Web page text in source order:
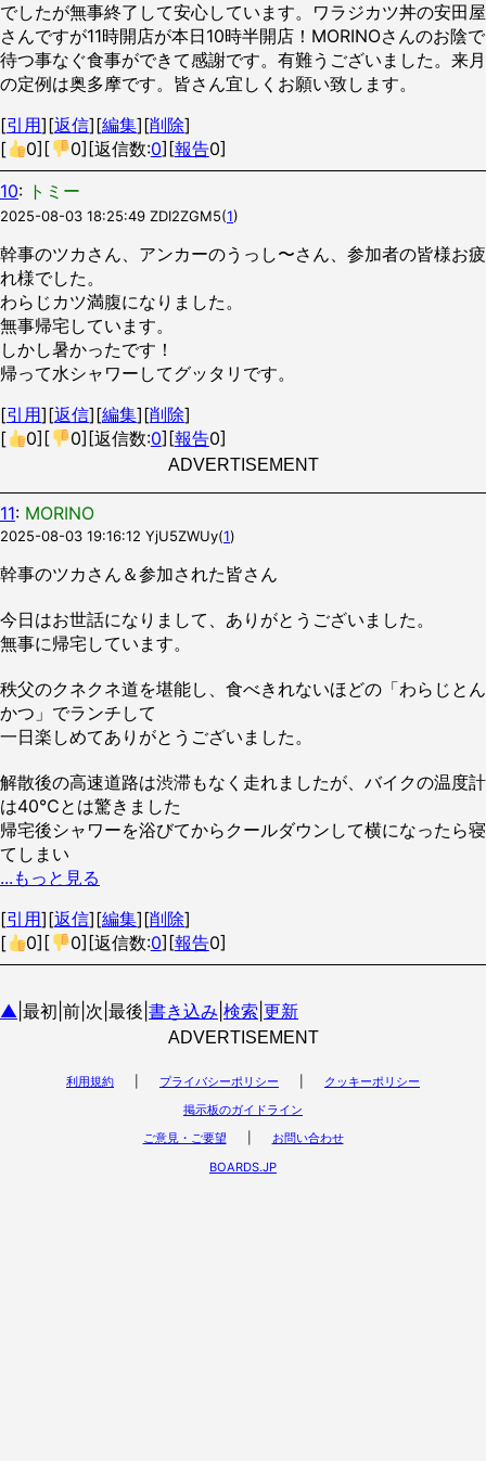
でしたが無事終了して安心しています。ワラジカツ丼の安田屋
さんですが11時開店が本日10時半開店！MORINOさんのお陰で
待つ事なぐ食事ができて感謝です。有難うございました。来月
の定例は奥多摩です。皆さん宜しくお願い致します。
[引用][返信][編集][削除]
[
0][ 0][返信数:0][報告0]
10: トミー
2025-08-03 18:25:49 ZDI2ZGM5(1)
幹事のツカさん、アンカーのうっし〜さん、参加者の皆様お疲
れ様でした。
わらじカツ満腹になりました。
無事帰宅しています。
しかし暑かったです！
帰って水シャワーしてグッタリです。
[引用][返信][編集][削除]
[
0][ 0][返信数:0][報告0]
ADVERTISEMENT
11: MORINO
2025-08-03 19:16:12 YjU5ZWUy(1)
幹事のツカさん＆参加された皆さん
今日はお世話になりまして、ありがとうございました。
無事に帰宅しています。
秩父のクネクネ道を堪能し、食べきれないほどの「わらじとん
かつ」でランチして
一日楽しめてありがとうございました。
解散後の高速道路は渋滞もなく走れましたが、バイクの温度計
は40℃とは驚きました
帰宅後シャワーを浴びてからクールダウンして横になったら寝
てしまい
...もっと見る
[引用][返信][編集][削除]
[
0][ 0][返信数:0][報告0]
▲ |最初|前|次|最後| 書き込み 検索 更新
ADVERTISEMENT
利用規約 プライバシーポリシー
クッキーポリシー
掲示板のガイドライン
ご意見・ご要望
お問い合わせ
BOARDS.JP